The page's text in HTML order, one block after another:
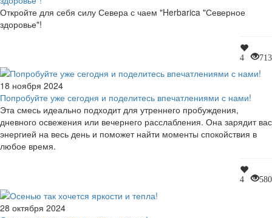
Откройте для себя силу Севера с чаем "Herbarica "Северное
здоровье"!
4 713
18 ноября 2024
Попробуйте уже сегодня и поделитесь впечатлениями с нами!
Эта смесь идеально подходит для утреннего пробуждения,
дневного освежения или вечернего расслабления. Она зарядит вас
энергией на весь день и поможет найти моменты спокойствия в
любое время.
4 580
28 октября 2024